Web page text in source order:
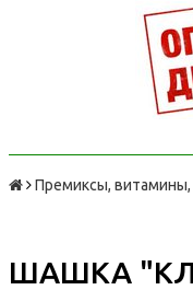
Премиксы, витамины,
ШАШКА